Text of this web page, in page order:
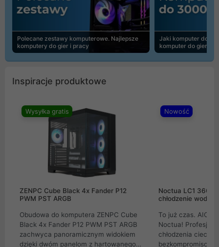
Polecane zestawy komputerowe. Najlepsze
komputery do gier i pracy
Jaki komputer do
komputer do gier |
Inspiracje produktowe
Wysyłka gratis
ZENPC Cube Black 4x Fander P12
PWM PST ARGB
Obudowa do komputera ZENPC Cube
Black 4x Fander P12 PWM PST ARGB
zachwyca panoramicznym widokiem
dzięki dwóm panelom z hartowanego
Nowość
Noctua LC1
chłodzenie wodne
To już czas. AIO
Noctua!
chłodzenia cieczą